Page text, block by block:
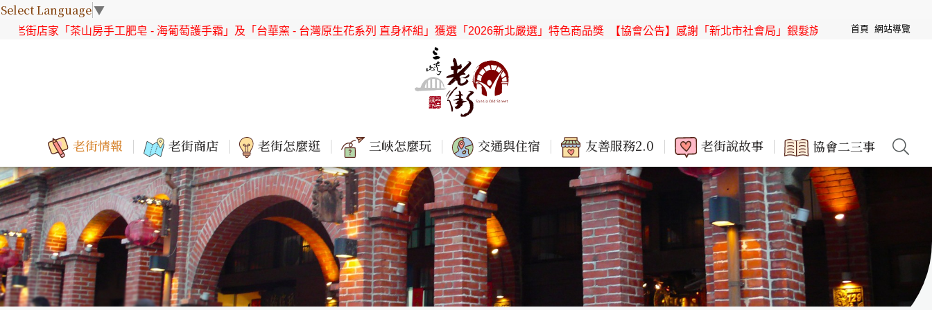
Select Language▼
茶山房手工肥皂 - 海葡萄護手霜」及「台華窯 - 台灣原生花系列 直身杯組」獲選「2026新北嚴選」特色商品獎 【協會公告】感謝「新北市社會局」銀髮族節目「高年級超進化」來「三峽老
首頁 網站導覽
老街情報 老街商店 老街怎麼逛 三峽怎麼玩 交通與住宿 友善服務2.0 老街說故事 協會二三事